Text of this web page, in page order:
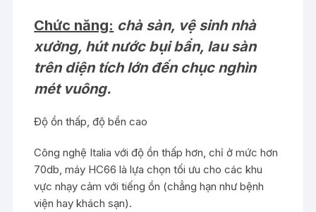
Chức năng: chà sàn, vệ sinh nhà
xưởng, hút nước bụi bẩn, lau sàn
trên diện tích lớn đến chục nghìn
mét vuông.
Độ ồn thấp, độ bền cao
Công nghệ Italia với độ ồn thấp hơn, chỉ ở mức hơn
70db, máy HC66 là lựa chọn tối ưu cho các khu
vực nhạy cảm với tiếng ồn (chẳng hạn như bệnh
viện hay khách sạn).